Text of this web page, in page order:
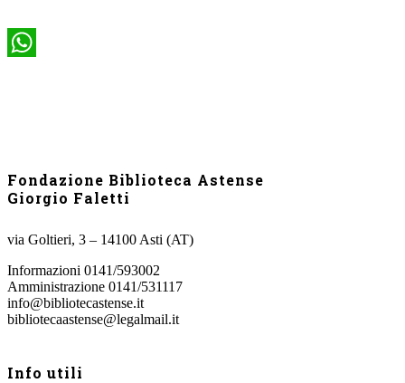
Fondazione Biblioteca Astense
Giorgio Faletti
via Goltieri, 3 – 14100 Asti (AT)
Informazioni 0141/593002
Amministrazione 0141/531117
info@bibliotecastense.it
bibliotecaastense@legalmail.it
Info utili